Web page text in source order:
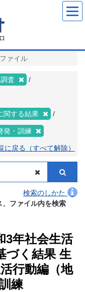
ファイル
査
関する結果
発・訓練
に戻る（すべて解除）
検索のしかた
、ファイル内を検索
3年社会生活
づく結果 生
行動編（地
練